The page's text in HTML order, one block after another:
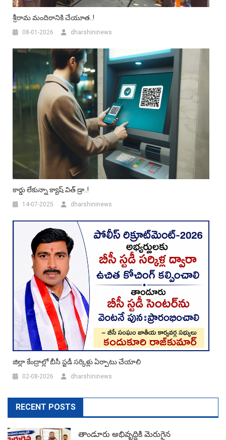
శ్రీరామ మందిరానికి చేయూత..!
08-01-2026 dharshininews
కార్డు లేకున్నా క్యాష్‌ విత్ డ్రా..!
14-07-2025 dharshininews
జిల్లా కేంద్రాల్లో బీసీ స్టడీ సర్కిళ్లు ఏర్పాటు చేయాలి
02-08-2026 dharshininews
RECENT POSTS
తాండూరు అభివృద్దికి మెరుగైన